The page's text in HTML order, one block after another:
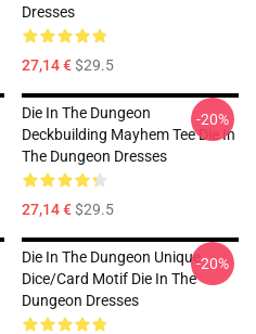
Dresses
27,14 €$29.5
Die In The Dungeon
Deckbuilding Mayhem Tee Die In
The Dungeon Dresses
27,14 €$29.5
-20%
Die In The Dungeon Unique
Dice/Card Motif Die In The
Dungeon Dresses
-20%